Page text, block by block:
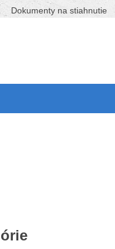
Dokumenty na stiahnutie